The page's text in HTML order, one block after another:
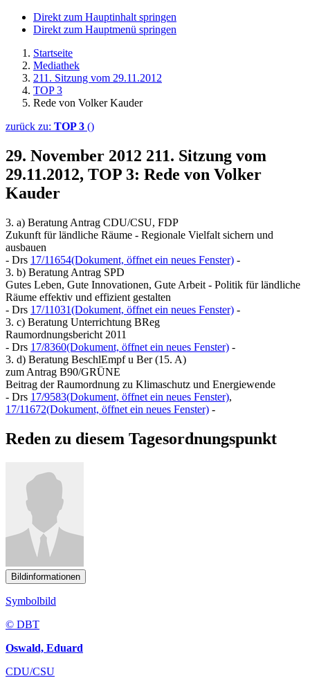
Direkt zum Hauptinhalt springen
Direkt zum Hauptmenü springen
Startseite
Mediathek
211. Sitzung vom 29.11.2012
TOP 3
Rede von Volker Kauder
zurück zu: TOP 3 ()
29. November 2012 211. Sitzung vom
29.11.2012, TOP 3: Rede von Volker
Kauder
3. a) Beratung Antrag CDU/CSU, FDP
Zukunft für ländliche Räume - Regionale Vielfalt sichern und
ausbauen
- Drs 17/11654(Dokument, öffnet ein neues Fenster) -
3. b) Beratung Antrag SPD
Gutes Leben, Gute Innovationen, Gute Arbeit - Politik für ländliche
Räume effektiv und effizient gestalten
- Drs 17/11031(Dokument, öffnet ein neues Fenster) -
3. c) Beratung Unterrichtung BReg
Raumordnungsbericht 2011
- Drs 17/8360(Dokument, öffnet ein neues Fenster) -
3. d) Beratung BeschlEmpf u Ber (15. A)
zum Antrag B90/GRÜNE
Beitrag der Raumordnung zu Klimaschutz und Energiewende
- Drs 17/9583(Dokument, öffnet ein neues Fenster),
17/11672(Dokument, öffnet ein neues Fenster) -
Reden zu diesem Tagesordnungspunkt
Bildinformationen
Symbolbild
© DBT
Oswald, Eduard
CDU/CSU